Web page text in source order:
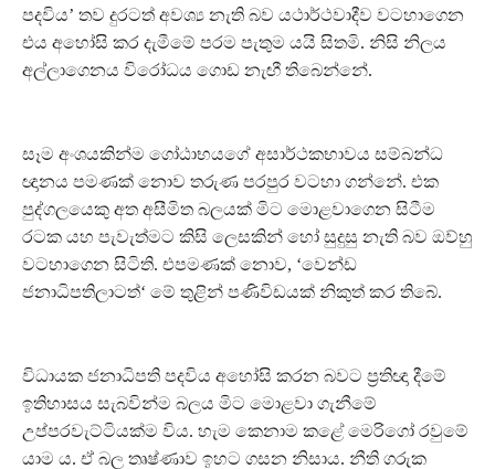
පදවිය’ තව දුරටත් අවශ්‍ය නැති බව යථාර්ථවාදීව වටහාගෙන
එය අහෝසි කර දැමීමේ පරම පැතුම යයි සිතමි. නිසි නිලය
අල්ලාගෙනය විරෝධය ගොඩ නැඟී තිබෙන්නේ.
සෑම අංශයකින්ම ගෝඨාභයගේ අසාර්ථකභාවය සම්බන්ධ
ඥානය පමණක් නොව තරුණ පරපුර වටහා ගන්නේ. එක
පුද්ගලයෙකු අත අසීමිත බලයක් මිට මොළවාගෙන සිටීම
රටක යහ පැවැත්මට කිසි ලෙසකින් හෝ සුදුසු නැති බව ඔව්හු
වටහාගෙන සිටිති. එපමණක් නොව, ‘වෙන්ඩ
ජනාධිපතිලාටත්‘ මේ තුළින් පණිවිඩයක් නිකුත් කර තිබේ.
විධායක ජනාධිපති පදවිය අහෝසි කරන බවට ප්‍රතිඥා දීමේ
ඉතිහාසය සැබවින්ම බලය මිට මොළවා ගැනීමේ
උප්පරවැට්ටියක්ම විය. හැම කෙනාම කළේ මෙරිගෝ රවුමේ
යාම ය. ඒ බල තෘෂ්ණාව ඉහට ගසන නිසාය. නීති ගරුක